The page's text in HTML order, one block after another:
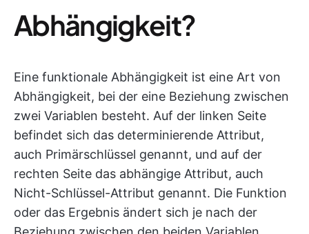
Abhängigkeit?
Eine funktionale Abhängigkeit ist eine Art von
Abhängigkeit, bei der eine Beziehung zwischen
zwei Variablen besteht. Auf der linken Seite
befindet sich das determinierende Attribut,
auch Primärschlüssel genannt, und auf der
rechten Seite das abhängige Attribut, auch
Nicht-Schlüssel-Attribut genannt. Die Funktion
oder das Ergebnis ändert sich je nach der